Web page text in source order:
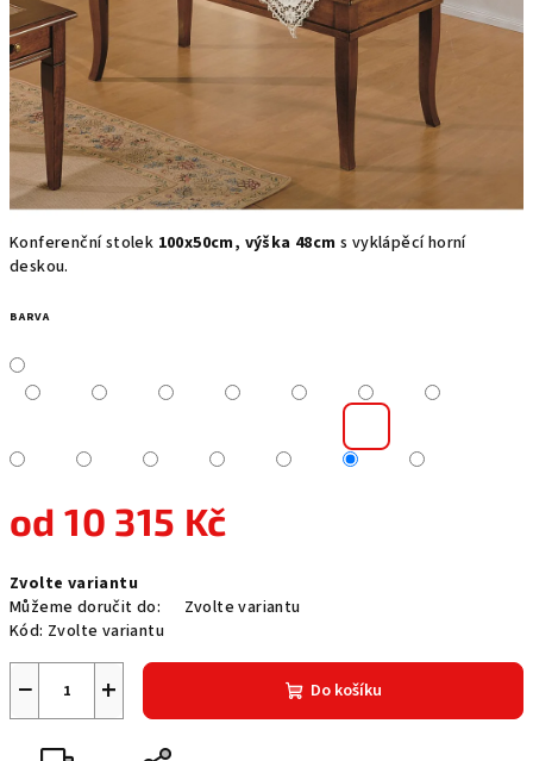
Konferenční stolek 100x50cm, výška 48cm s vyklápěcí horní
deskou.
BARVA
od10 315 Kč
cena:
Zvolte variantu
Můžeme doručit do:
Zvolte variantu
Kód: Zvolte variantu
+
− Do košíku